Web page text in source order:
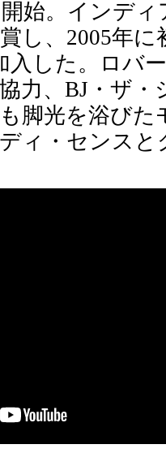
始。インディ
し、2005年
入した。ロバ
力、BJ・ザ
脚光を浴び
ィ・センス